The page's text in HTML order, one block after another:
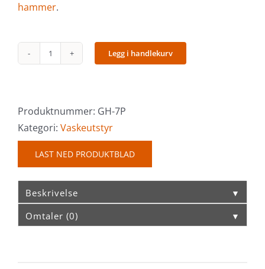
hammer.
Marolex
7L
antall
Legg i handlekurv
Produktnummer: GH-7P
Kategori: Vaskeutstyr
LAST NED PRODUKTBLAD
Beskrivelse
▼
Omtaler (0)
▼